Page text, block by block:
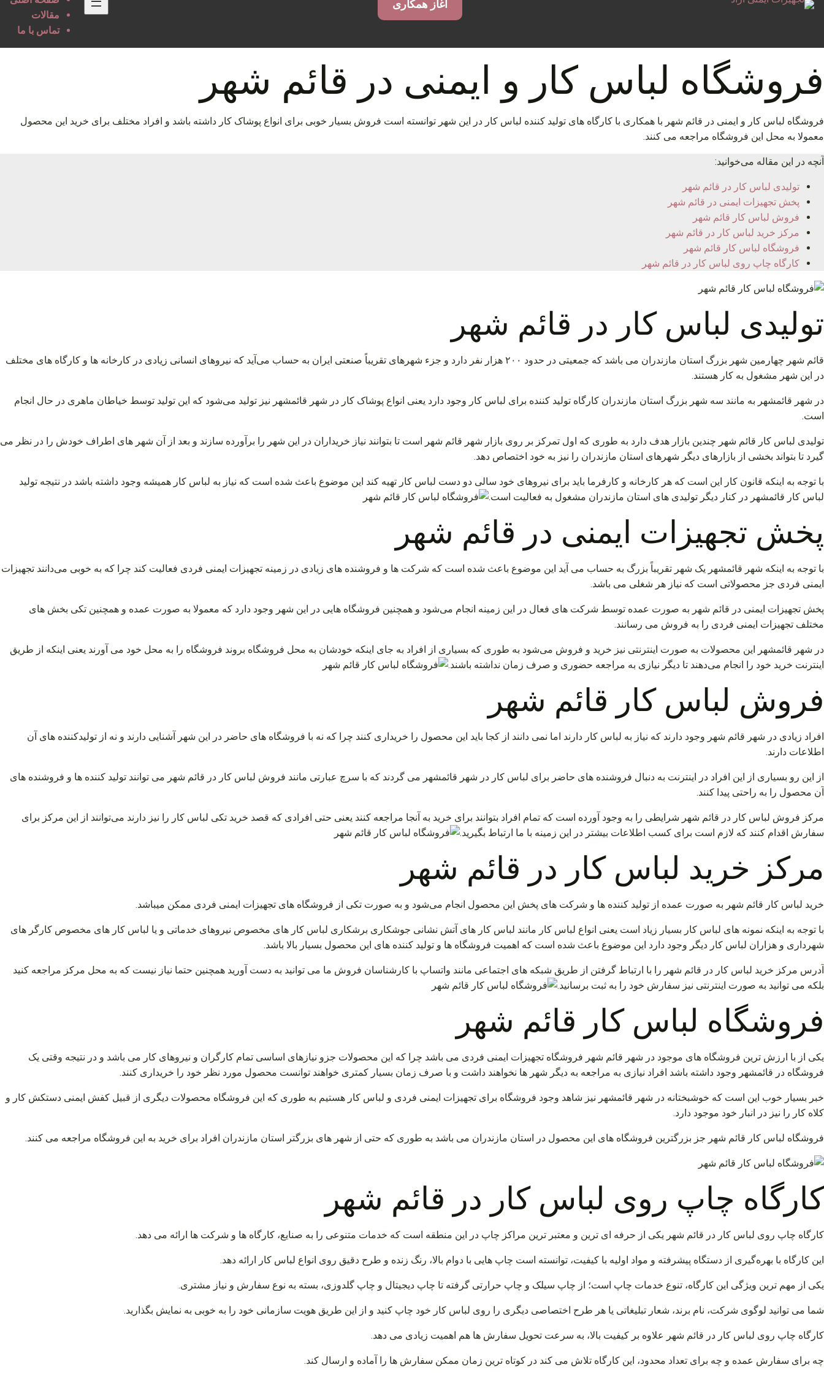
آغاز همکاری
مقالات
تماس با ما
فروشگاه لباس کار و ایمنی در قائم شهر
فروشگاه لباس کار و ایمنی در قائم شهر با همکاری با کارگاه های تولید کننده لباس کار در این شهر توانسته است فروش بسیار خوبی برای انواع پوشاک کار داشته باشد و افراد مختلف برای خرید این محصول
معمولا به محل این فروشگاه مراجعه می کنند.
آنچه در این مقاله می‌خوانید:
تولیدی لباس کار در قائم شهر
پخش تجهیزات ایمنی در قائم شهر
فروش لباس کار قائم شهر
مرکز خرید لباس کار در قائم شهر
فروشگاه لباس کار قائم شهر
کارگاه چاپ روی لباس کار در قائم شهر
تولیدی لباس کار در قائم شهر
قائم شهر چهارمین شهر بزرگ استان مازندران می باشد که جمعیتی در حدود ۲۰۰ هزار نفر دارد و جزء شهرهای تقریباً صنعتی ایران به حساب می‌آید که نیروهای انسانی زیادی در کارخانه ها و کارگاه های مختلف
در این شهر مشغول به کار هستند.
در شهر قائمشهر به مانند سه شهر بزرگ استان مازندران کارگاه تولید کننده برای لباس کار وجود دارد یعنی انواع پوشاک کار در شهر قائمشهر نیز تولید می‌شود که این تولید توسط خیاطان ماهری در حال انجام
است.
تولیدی لباس کار قائم شهر چندین بازار هدف دارد به طوری که اول تمرکز بر روی بازار شهر قائم شهر است تا بتوانند نیاز خریداران در این شهر را برآورده سازند و بعد از آن شهر های اطراف خودش را در نظر می
گیرد تا بتواند بخشی از بازارهای دیگر شهرهای استان مازندران را نیز به خود اختصاص دهد.
با توجه به اینکه قانون کار این است که هر کارخانه و کارفرما باید برای نیروهای خود سالی دو دست لباس کار تهیه کند این موضوع باعث شده است که نیاز به لباس کار همیشه وجود داشته باشد در نتیجه تولید
لباس کار قائمشهر در کنار دیگر تولیدی های استان مازندران مشغول به فعالیت است.
پخش تجهیزات ایمنی در قائم شهر
با توجه به اینکه شهر قائمشهر یک شهر تقریباً بزرگ به حساب می آید این موضوع باعث شده است که شرکت ها و فروشنده های زیادی در زمینه تجهیزات ایمنی فردی فعالیت کند چرا که به خوبی می‌دانند تجهیزات
ایمنی فردی جز محصولاتی است که نیاز هر شغلی می باشد.
پخش تجهیزات ایمنی در قائم شهر به صورت عمده توسط شرکت های فعال در این زمینه انجام می‌شود و همچنین فروشگاه هایی در این شهر وجود دارد که معمولا به صورت عمده و همچنین تکی بخش‌ های
مختلف تجهیزات ایمنی فردی را به فروش می رسانند.
در شهر قائمشهر این محصولات به صورت اینترنتی نیز خرید و فروش می‌شود به طوری که بسیاری از افراد به جای اینکه خودشان به محل فروشگاه بروند فروشگاه را به محل خود می آورند یعنی اینکه از طریق
اینترنت خرید خود را انجام می‌دهند تا دیگر نیازی به مراجعه حضوری و صرف زمان نداشته باشند.
فروش لباس کار قائم شهر
افراد زیادی در شهر قائم شهر وجود دارند که نیاز به لباس کار دارند اما نمی دانند از کجا باید این محصول را خریداری کنند چرا که نه با فروشگاه های حاضر در این شهر آشنایی دارند و نه از تولیدکننده های آن
اطلاعات دارند.
از این رو بسیاری از این افراد در اینترنت به دنبال فروشنده های حاضر برای لباس کار در شهر قائمشهر می گردند که با سرچ عبارتی مانند فروش لباس کار در قائم شهر می توانند تولید کننده ها و فروشنده های
آن محصول را به راحتی پیدا کنند.
مرکز فروش لباس کار در قائم شهر شرایطی را به وجود آورده است که تمام افراد بتوانند برای خرید به آنجا مراجعه کنند یعنی حتی افرادی که قصد خرید تکی لباس کار را نیز دارند می‌توانند از این مرکز برای
سفارش اقدام کنند که لازم است برای کسب اطلاعات بیشتر در این زمینه با ما ارتباط بگیرید.
مرکز خرید لباس کار در قائم شهر
خرید لباس کار قائم شهر به صورت عمده از تولید کننده ها و شرکت های پخش این محصول انجام می‌شود و به صورت تکی از فروشگاه های تجهیزات ایمنی فردی ممکن میباشد.
با توجه به اینکه نمونه های لباس کار بسیار زیاد است یعنی انواع لباس کار مانند لباس کار های آتش نشانی جوشکاری برشکاری لباس کار های مخصوص نیروهای خدماتی و یا لباس کار های مخصوص کارگر های
شهرداری و هزاران لباس کار دیگر وجود دارد این موضوع باعث شده است که اهمیت فروشگاه ها و تولید کننده های این محصول بسیار بالا باشد.
آدرس مرکز خرید لباس کار در قائم شهر را با ارتباط گرفتن از طریق شبکه های اجتماعی مانند واتساپ با کارشناسان فروش ما می توانید به دست آورید همچنین حتما نیاز نیست که به محل مرکز مراجعه کنید
بلکه می توانید به صورت اینترنتی نیز سفارش خود را به ثبت برسانید.
فروشگاه لباس کار قائم شهر
یکی از با ارزش ترین فروشگاه های موجود در شهر قائم شهر فروشگاه تجهیزات ایمنی فردی می باشد چرا که این محصولات جزو نیازهای اساسی تمام کارگران و نیروهای کار می باشد و در نتیجه وقتی یک
فروشگاه در قائمشهر وجود داشته باشد افراد نیازی به مراجعه به دیگر شهر ها نخواهند داشت و با صرف زمان بسیار کمتری خواهند توانست محصول مورد نظر خود را خریداری کنند.
خبر بسیار خوب این است که خوشبختانه در شهر قائمشهر نیز شاهد وجود فروشگاه برای تجهیزات ایمنی فردی و لباس کار هستیم به طوری که این فروشگاه محصولات دیگری از قبیل کفش ایمنی دستکش کار و
کلاه کار را نیز در انبار خود موجود دارد.
فروشگاه لباس کار قائم شهر جز بزرگترین فروشگاه های این محصول در استان مازندران می باشد به طوری که حتی از شهر های بزرگتر استان مازندران افراد برای خرید به این فروشگاه مراجعه می کنند.
کارگاه چاپ روی لباس کار در قائم شهر
کارگاه چاپ روی لباس کار در قائم شهر یکی از حرفه ای ترین و معتبر ترین مراکز چاپ در این منطقه است که خدمات متنوعی را به صنایع، کارگاه ها و شرکت ها ارائه می دهد.
این کارگاه با بهره‌گیری از دستگاه پیشرفته و مواد اولیه با کیفیت، توانسته است چاپ هایی با دوام بالا، رنگ زنده و طرح دقیق روی انواع لباس کار ارائه دهد.
یکی از مهم ترین ویژگی این کارگاه، تنوع خدمات چاپ است؛ از چاپ سیلک و چاپ حرارتی گرفته تا چاپ دیجیتال و چاپ گلدوزی، بسته به نوع سفارش و نیاز مشتری.
شما می توانید لوگوی شرکت، نام برند، شعار تبلیغاتی یا هر طرح اختصاصی دیگری را روی لباس کار خود چاپ کنید و از این طریق هویت سازمانی خود را به خوبی به نمایش بگذارید.
کارگاه چاپ روی لباس کار در قائم شهر علاوه بر کیفیت بالا، به سرعت تحویل سفارش ها هم اهمیت زیادی می دهد.
چه برای سفارش عمده و چه برای تعداد محدود، این کارگاه تلاش می کند در کوتاه ترین زمان ممکن سفارش ها را آماده و ارسال کند.